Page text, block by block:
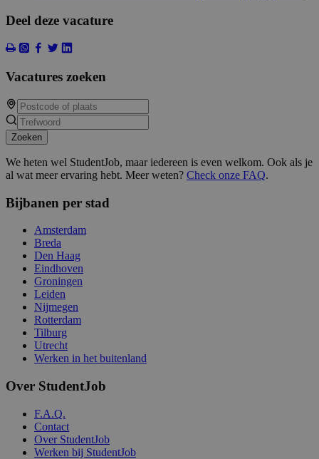
Deel deze vacature
Vacatures zoeken
Zoeken
We heten wel StudentJob, maar iedereen is even welkom. Ook als je
al wat meer ervaring hebt. Meer weten? Check onze FAQ.
Bijbanen per stad
Amsterdam
Breda
Den Haag
Eindhoven
Groningen
Leiden
Nijmegen
Rotterdam
Tilburg
Utrecht
Werken in het buitenland
Over StudentJob
F.A.Q.
Contact
Over StudentJob
Werken bij StudentJob